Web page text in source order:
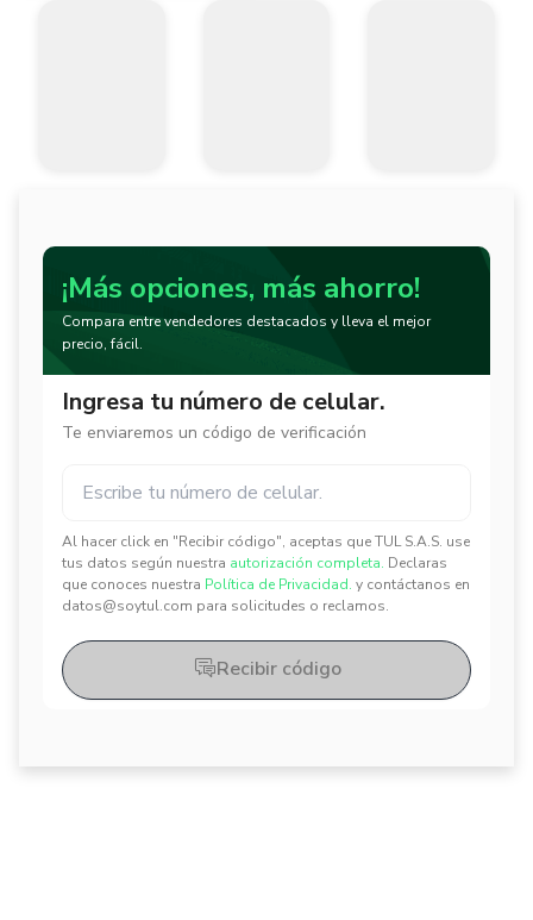
¡Más opciones, más ahorro!
Compara entre vendedores destacados y lleva el mejor
precio, fácil.
Ingresa tu número de celular.
Te enviaremos un código de verificación
Al hacer click en "Recibir código", aceptas que TUL S.A.S. use
tus datos según nuestra autorización completa. Declaras
que conoces nuestra Política de Privacidad. y contáctanos en
datos@soytul.com para solicitudes o reclamos.
✕
✕
Recibir código